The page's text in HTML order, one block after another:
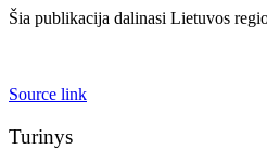
Šia publikacija dalinasi Lietuvos
Source link
Turinys